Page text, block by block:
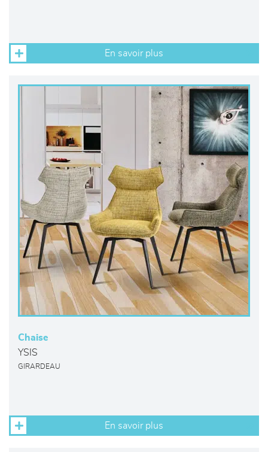
En savoir plus
Chaise
YSIS
GIRARDEAU
En savoir plus